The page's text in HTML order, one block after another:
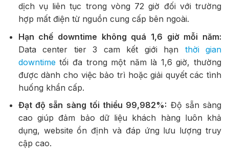
dịch vụ liên tục trong vòng 72 giờ đối với trường
hợp mất điện từ nguồn cung cấp bên ngoài.
Hạn chế downtime không quá 1,6 giờ mỗi năm:
Data center tier 3 cam kết giới hạn thời gian
downtimetối đa trong một năm là 1,6 giờ, thường
được dành cho việc bảo trì hoặc giải quyết các tình
huống khẩn cấp.
Đạt độ sẵn sàng tối thiểu 99,982%: Độ sẵn sàng
cao giúp đảm bảo dữ liệu khách hàng luôn khả
dụng, website ổn định và đáp ứng lưu lượng truy
cập cao.